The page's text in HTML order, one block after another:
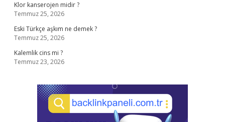
Klor kanserojen midir ?
Temmuz 25, 2026
Eski Türkçe aşkım ne demek ?
Temmuz 25, 2026
Kalemlik cins mi ?
Temmuz 23, 2026